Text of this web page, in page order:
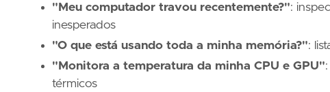
"Meu computador travou recentemente?":
inesperados
"O que está usando toda a minha memória?":
"Monitora a temperatura da minha CPU e GPU"
térmicos